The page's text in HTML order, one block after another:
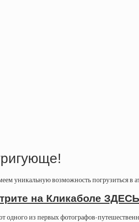
уникальную возможность погрузиться в
на Кликаболе ЗДЕСЬ
одного из первых фотографов-